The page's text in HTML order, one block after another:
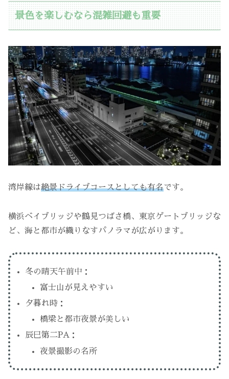
景色を楽しむなら混雑回避も重要
湾岸線は絶景ドライブコースとしても有名です。
横浜ベイブリッジや鶴見つばさ橋、東京ゲートブリッジな
ど、海と都市が織りなすパノラマが広がります。
冬の晴天午前中：
富士山が見えやすい
夕暮れ時：
橋梁と都市夜景が美しい
辰巳第二PA：
夜景撮影の名所